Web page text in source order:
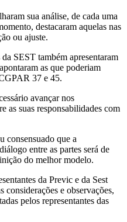
sua análise, de cada uma
destacaram aquelas nas
ou ajuste.
SEST também apresentaram
as que poderiam
37 e 45.
avançar nos
as suas responsabilidades com
consensuado que a
entre as partes será de
do melhor modelo.
da Previc e da Sest
considerações e observações,
pelos representantes das